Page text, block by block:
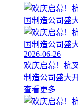
2026-06-26
欢庆启幕！杭
制造公司盛大
查看更多